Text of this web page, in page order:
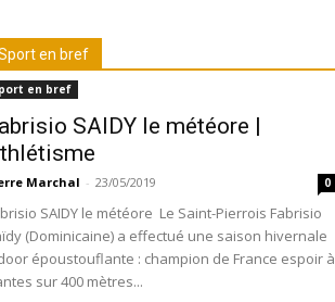
en bref
en bref
SAIDY le météore |
Marchal - 23/05/2019 0
SAIDY le météore Le Saint-Pierrois Fabrisio
(Dominicaine) a effectué une saison hivernale
époustouflante : champion de France espoir à
sur 400 mètres...